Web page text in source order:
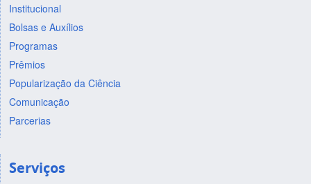
Institucional
Bolsas e Auxílios
Programas
Prêmios
Popularização da Ciência
Comunicação
Parcerias
Serviços